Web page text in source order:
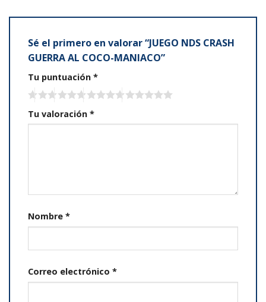
Sé el primero en valorar “JUEGO NDS CRASH
GUERRA AL COCO-MANIACO”
Tu puntuación *
Tu valoración *
Nombre *
Correo electrónico *